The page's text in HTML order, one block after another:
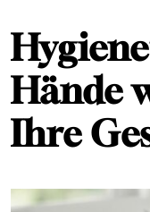
Hände
Ihre